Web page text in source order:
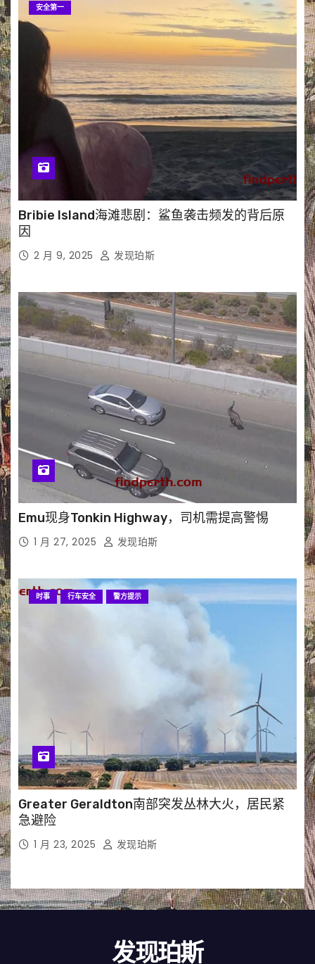
安全第一
Bribie Island海滩悲剧：鲨鱼袭击频发的背后原
因
2 月 9, 2025 发现珀斯
Emu现身Tonkin Highway，司机需提高警惕
1 月 27, 2025 发现珀斯
时事 行车安全 警方提示
Greater Geraldton南部突发丛林大火，居民紧
急避险
1 月 23, 2025 发现珀斯
发现珀斯